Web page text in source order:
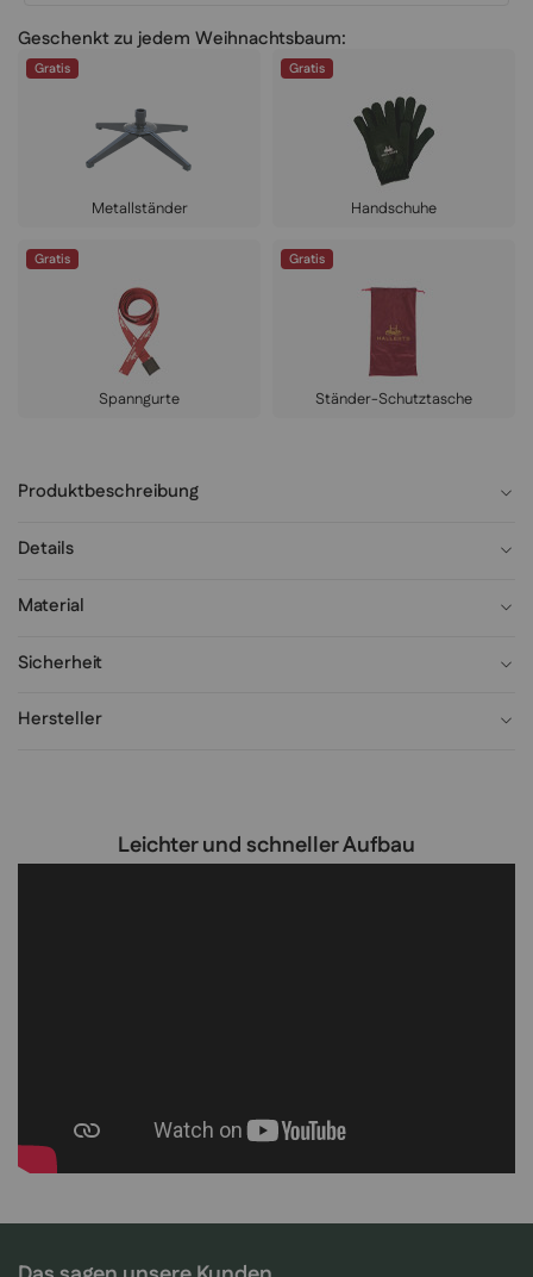
Geschenkt zu jedem Weihnachtsbaum:
Gratis
Metallständer
Gratis
Handschuhe
Gratis
Spanngurte
Gratis
Ständer-Schutztasche
Produktbeschreibung
Details
Material
Sicherheit
Hersteller
Leichter und schneller Aufbau